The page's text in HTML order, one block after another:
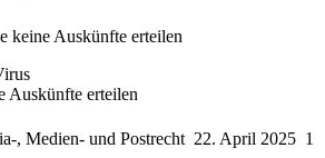
keine Auskünfte erteilen
Auskünfte erteilen
, Medien- und Postrecht 22. April 2025 1